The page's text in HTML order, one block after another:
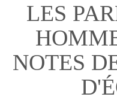
LES
NOTES